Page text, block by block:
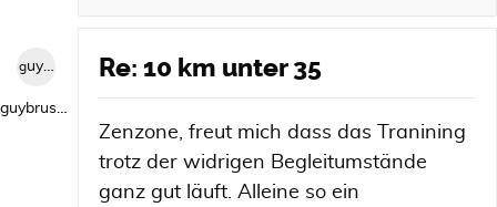
guybrush1992
guybrush1992
Re: 10 km unter 35
Zenzone, freut mich dass das Tranining
trotz der widrigen Begleitumstände
ganz gut läuft. Alleine so ein